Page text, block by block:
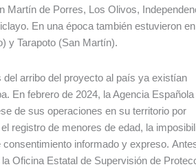
Martín de Porres, Los Olivos,
En una época también estuvieron en
y Tarapoto (San Martín).
arribo del proyecto al país ya existían
En febrero de 2024, la Agencia Española
de sus operaciones en su territorio por
registro de menores de edad, la
informado y expreso.
Oficina Estatal de Supervisión de